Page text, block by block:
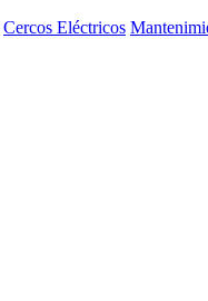
Cercos Eléctricos